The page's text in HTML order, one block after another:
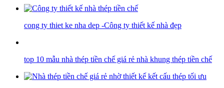
cong ty thiet ke nha dep -Công ty thiết kế nhà đẹp
top 10 mẫu nhà thép tiền chế giá rẻ nhà khung thép tiền chế